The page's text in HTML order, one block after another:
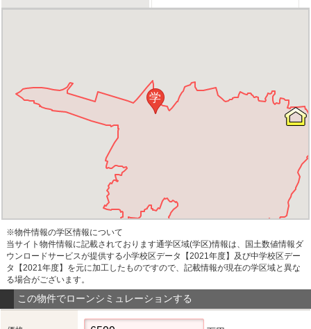
学
※物件情報の学区情報について
当サイト物件情報に記載されております通学区域(学区)情報は、国土数値情報ダ
ウンロードサービスが提供する小学校区データ【2021年度】及び中学校区デー
タ【2021年度】を元に加工したものですので、記載情報が現在の学区域と異な
る場合がございます。
この物件でローンシミュレーションする